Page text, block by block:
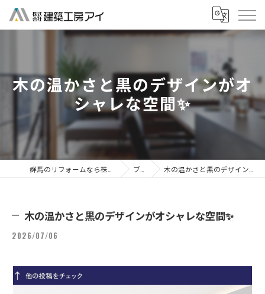
木の温かさと黒のデザインがオ
シャレな空間✨
ブログ 木の温かさと黒のデザインがオシャレな空間✨
木の温かさと黒のデザインがオシャレな空間✨
2026/07/06